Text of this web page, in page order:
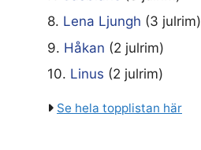
8. Lena Ljungh (3 julrim)
9. Håkan (2 julrim)
10. Linus (2 julrim)
Se hela topplistan här